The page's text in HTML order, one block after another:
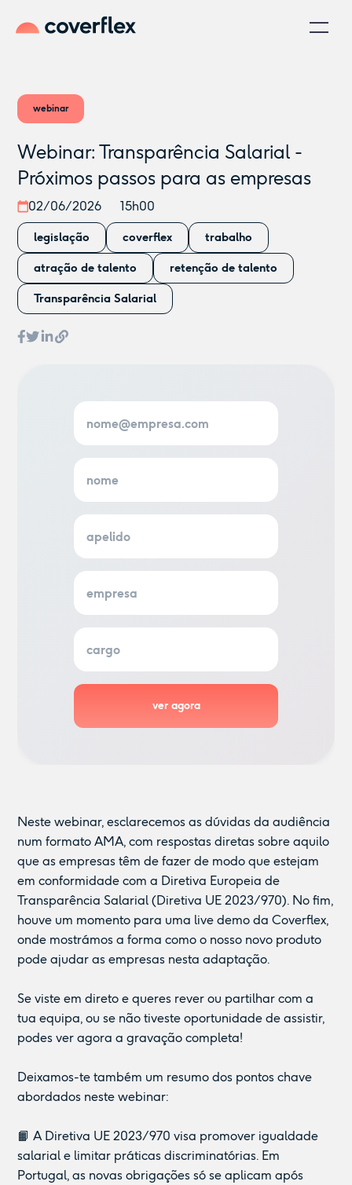
webinar
Webinar: Transparência Salarial -
Próximos passos para as empresas
02/06/2026 15h00
legislação coverflex trabalho
atração de talento retenção de talento
Transparência Salarial
Neste webinar, esclarecemos as dúvidas da audiência
num formato AMA, com respostas diretas sobre aquilo
que as empresas têm de fazer de modo que estejam
em conformidade com a Diretiva Europeia de
Transparência Salarial (Diretiva UE 2023/970). No fim,
houve um momento para uma live demo da Coverflex,
onde mostrámos a forma como o nosso novo produto
pode ajudar as empresas nesta adaptação.
Se viste em direto e queres rever ou partilhar com a
tua equipa, ou se não tiveste oportunidade de assistir,
podes ver agora a gravação completa!
Deixamos-te também um resumo dos pontos chave
abordados neste webinar:
📙 A Diretiva UE 2023/970 visa promover igualdade
salarial e limitar práticas discriminatórias. Em
Portugal, as novas obrigações só se aplicam após